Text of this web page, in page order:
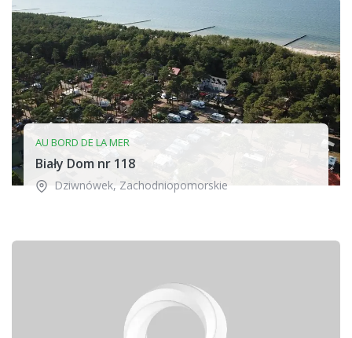
AU BORD DE LA MER
Biały Dom nr 118
Dziwnówek, Zachodniopomorskie